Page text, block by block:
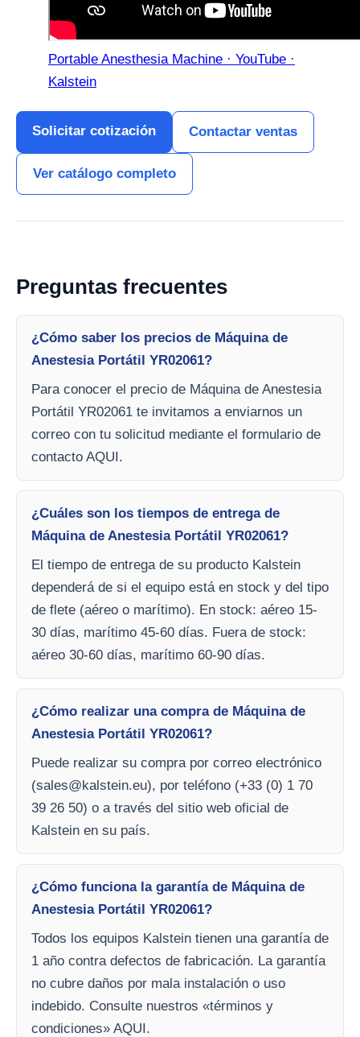
Portable Anesthesia Machine · YouTube ·
Kalstein
Solicitar cotización Contactar ventas
Ver catálogo completo
Preguntas frecuentes
¿Cómo saber los precios de Máquina de
Anestesia Portátil YR02061?
Para conocer el precio de Máquina de Anestesia
Portátil YR02061 te invitamos a enviarnos un
correo con tu solicitud mediante el formulario de
contacto AQUI.
¿Cuáles son los tiempos de entrega de
Máquina de Anestesia Portátil YR02061?
El tiempo de entrega de su producto Kalstein
dependerá de si el equipo está en stock y del tipo
de flete (aéreo o marítimo). En stock: aéreo 15-
30 días, marítimo 45-60 días. Fuera de stock:
aéreo 30-60 días, marítimo 60-90 días.
¿Cómo realizar una compra de Máquina de
Anestesia Portátil YR02061?
Puede realizar su compra por correo electrónico
(sales@kalstein.eu), por teléfono (+33 (0) 1 70
39 26 50) o a través del sitio web oficial de
Kalstein en su país.
¿Cómo funciona la garantía de Máquina de
Anestesia Portátil YR02061?
Todos los equipos Kalstein tienen una garantía de
1 año contra defectos de fabricación. La garantía
no cubre daños por mala instalación o uso
indebido. Consulte nuestros «términos y
condiciones» AQUI.